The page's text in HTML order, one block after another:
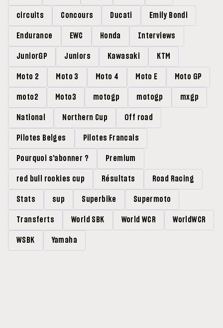
circuits Concours Ducati Emily Bondi
Endurance EWC Honda Interviews
JuniorGP Juniors Kawasaki KTM
Moto 2 Moto 3 Moto 4 Moto E Moto GP
moto2 Moto3 motogp motogp mxgp
National Northern Cup Off road
Pilotes Belges Pilotes Francais
Pourquoi s'abonner ? Premium
red bull rookies cup Résultats Road Racing
Stats sup Superbike Supermoto
Transferts World SBK World WCR WorldWCR
WSBK Yamaha